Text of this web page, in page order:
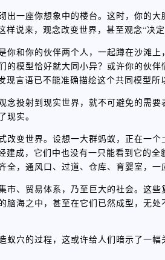
出一座你想象中的楼台。这时，你的
说来，观念改变世界，甚至观念“决
你和你的伙伴两个人，一起蹲在沙滩
的模型恰好就大同小异？或许你的伙
言语已不能准确描绘这个共同模型所
念投射到现实世界，就不可避免的需
实。
改变世界。设想一大群蚂蚁，正在一
建成，它们中也没有一只能看到它的
，通风口、过道、仓库、育婴室，一
市、贸易体系，乃至巨大的社会。这
脑海之中，甚至在它们已然成型，无
蚁穴的过程，这或许给人们暗示了一